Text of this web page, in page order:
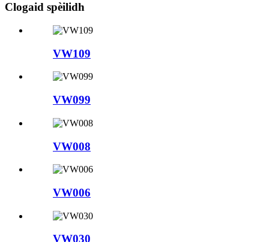
Clogaid spèilidh
VW109
VW099
VW008
VW006
VW030